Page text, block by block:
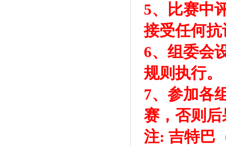
5、比赛中
接受任何抗
6、组委会
规则执行。
7、参加各
赛，否则
注: 吉特巴